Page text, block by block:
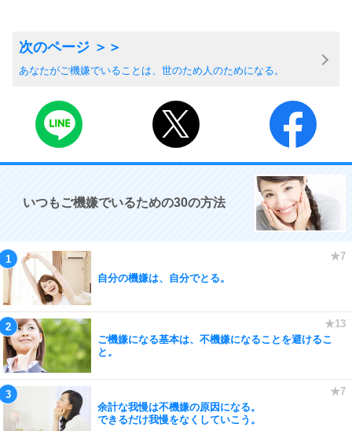
あなたがご機嫌でいることは、世のため人のためになる。
いつもご機嫌でいるための30の方法
自分の機嫌は、自分でとる。
ご機嫌になる基本は、不機嫌になることを避けるこ
と。
余計な我慢は不機嫌の原因になる。
できるだけ我慢をなくしていこう。